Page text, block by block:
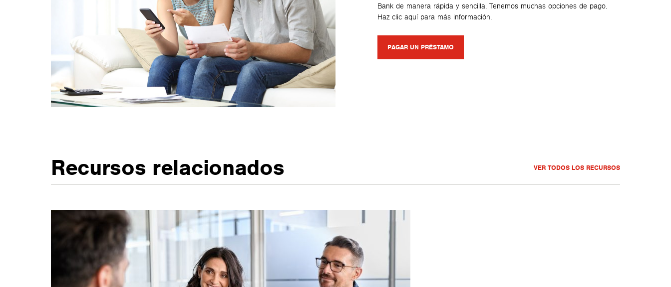
Bank de manera rápida y sencilla. Tenemos muchas opciones de pago.
Haz clic aquí para más información.
PAGAR UN PRÉSTAMO
Recursos relacionados VER TODOS LOS RECURSOS